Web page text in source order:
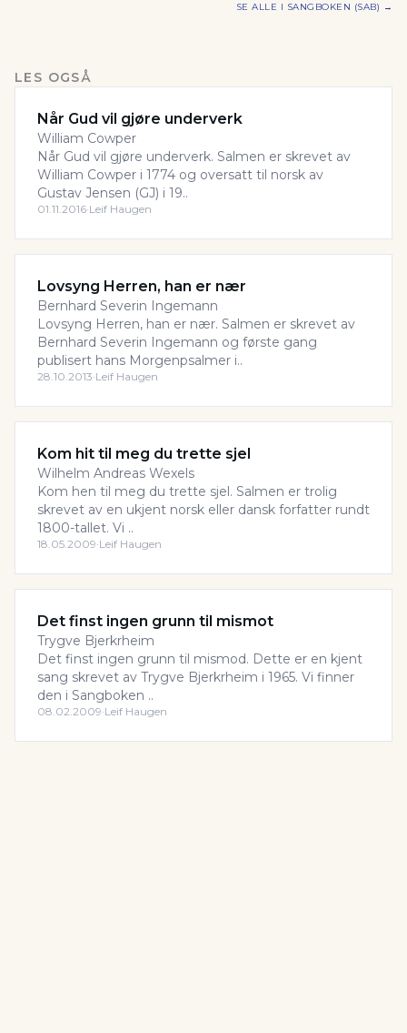
SE ALLE I SANGBOKEN (SAB) →
LES OGSÅ
Når Gud vil gjøre underverk
William Cowper
Når Gud vil gjøre underverk. Salmen er skrevet av
William Cowper i 1774 og oversatt til norsk av
Gustav Jensen (GJ) i 19..
01.11.2016·Leif Haugen
Lovsyng Herren, han er nær
Bernhard Severin Ingemann
Lovsyng Herren, han er nær. Salmen er skrevet av
Bernhard Severin Ingemann og første gang
publisert hans Morgenpsalmer i..
28.10.2013·Leif Haugen
Kom hit til meg du trette sjel
Wilhelm Andreas Wexels
Kom hen til meg du trette sjel. Salmen er trolig
skrevet av en ukjent norsk eller dansk forfatter rundt
1800-tallet. Vi ..
18.05.2009·Leif Haugen
Det finst ingen grunn til mismot
Trygve Bjerkrheim
Det finst ingen grunn til mismod. Dette er en kjent
sang skrevet av Trygve Bjerkrheim i 1965. Vi finner
den i Sangboken ..
08.02.2009·Leif Haugen